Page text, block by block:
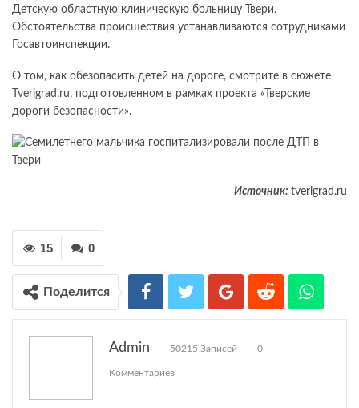
Детскую областную клиническую больницу Твери.
Обстоятельства происшествия устанавливаются сотрудниками
Госавтоинспекции.
О том, как обезопасить детей на дороге, смотрите в сюжете
Tverigrad.ru, подготовленном в рамках проекта «Тверские
дороги безопасности».
Источник: tverigrad.ru
0
15
Поделится
Admin 50215 Записей 0
Комментариев